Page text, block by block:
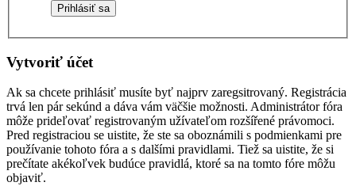
Vytvoriť účet
Ak sa chcete prihlásiť musíte byť najprv zaregsitrovaný. Registrácia
trvá len pár sekúnd a dáva vám väčšie možnosti. Administrátor fóra
môže prideľovať registrovaným užívateľom rozšířené právomoci.
Pred registraciou se uistite, že ste sa oboznámili s podmienkami pre
používanie tohoto fóra a s dalšími pravidlami. Tiež sa uistite, že si
prečítate akékoľvek budúce pravidlá, ktoré sa na tomto fóre môžu
objaviť.